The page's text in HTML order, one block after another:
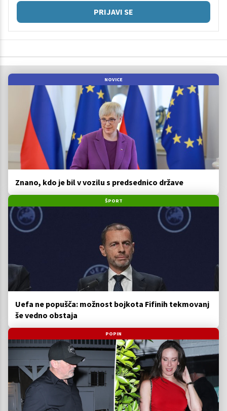
PRIJAVI SE
NOVICE
Znano, kdo je bil v vozilu s predsednico države
ŠPORT
Uefa ne popušča: možnost bojkota Fifinih tekmovanj
še vedno obstaja
POPIN